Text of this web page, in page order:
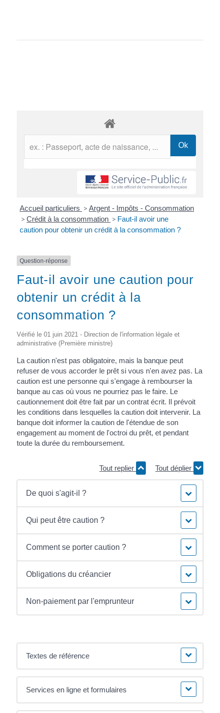
Accueil particuliers > Argent - Impôts - Consommation
> Crédit à la consommation > Faut-il avoir une
caution pour obtenir un crédit à la consommation ?
Question-réponse
Faut-il avoir une caution pour
obtenir un crédit à la
consommation ?
Vérifié le 01 juin 2021 - Direction de l'information légale et
administrative (Première ministre)
La caution n'est pas obligatoire, mais la banque peut
refuser de vous accorder le prêt si vous n'en avez pas. La
caution est une personne qui s'engage à rembourser la
banque au cas où vous ne pourriez pas le faire. Le
cautionnement doit être fait par un contrat écrit. Il prévoit
les conditions dans lesquelles la caution doit intervenir. La
banque doit informer la caution de l'étendue de son
engagement au moment de l'octroi du prêt, et pendant
toute la durée du remboursement.
Tout replier Tout déplier
De quoi s'agit-il ?
Qui peut être caution ?
Comment se porter caution ?
Obligations du créancier
Non-paiement par l'emprunteur
Textes de référence
Services en ligne et formulaires